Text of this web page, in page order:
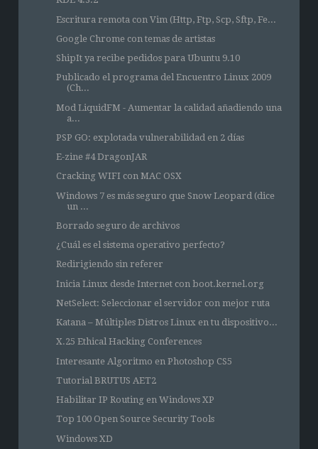
Escritura remota con Vim (Http, Ftp, Scp, Sftp, Fe...
Google Chrome con temas de artistas
ShipIt ya recibe pedidos para Ubuntu 9.10
Publicado el programa del Encuentro Linux 2009
(Ch...
Mod LiquidFM - Aumentar la calidad añadiendo una
a...
PSP GO: explotada vulnerabilidad en 2 días
E-zine #4 DragonJAR
Cracking WIFI con MAC OSX
Windows 7 es más seguro que Snow Leopard (dice
un ...
Borrado seguro de archivos
¿Cuál es el sistema operativo perfecto?
Redirigiendo sin referer
Inicia Linux desde Internet con boot.kernel.org
NetSelect: Seleccionar el servidor con mejor ruta
Katana – Múltiples Distros Linux en tu dispositivo...
X.25 Ethical Hacking Conferences
Interesante Algoritmo en Photoshop CS5
Tutorial BRUTUS AET2
Habilitar IP Routing en Windows XP
Top 100 Open Source Security Tools
Windows XD